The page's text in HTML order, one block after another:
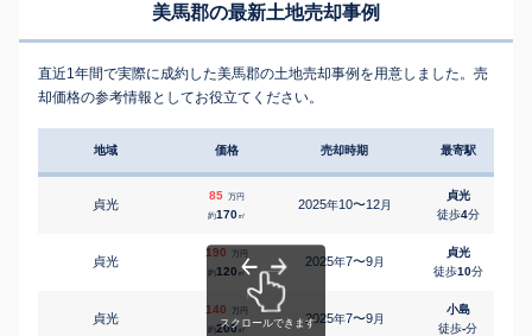
美馬郡の最新土地売却事例
直近1年間で実際に成約した美馬郡の土地売却事例を用意しました。売
却価格の参考情報としてお役立てください。
地域 価格 売却時期 最寄駅
貞光
85 万円
約170㎡
2025年10〜12月
貞光
徒歩4分
貞光
190 万円
約120 ㎡
2025年7〜9月
貞光
徒歩10分
貞光
140 万円
約200㎡
2025年7〜9月
小島
徒歩-分